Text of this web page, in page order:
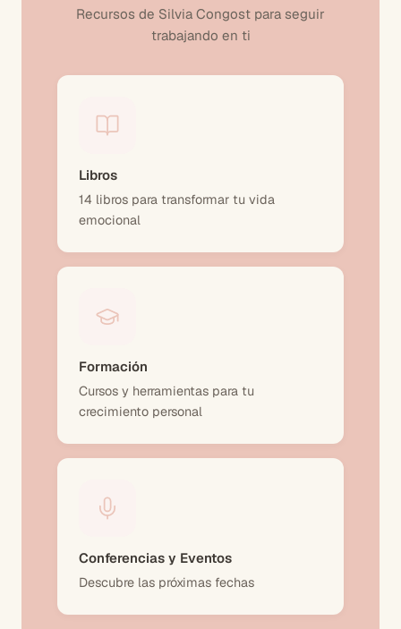
Recursos de Silvia Congost para seguir
trabajando en ti
Libros
14 libros para transformar tu vida
emocional
Formación
Cursos y herramientas para tu
crecimiento personal
Conferencias y Eventos
Descubre las próximas fechas